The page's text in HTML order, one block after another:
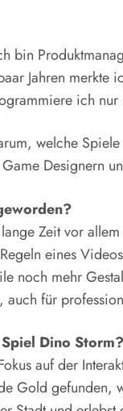
bin
Jahren
ich nur
welche
Designern
Zeit vor
eines
noch mehr
für
Dino Storm?
auf der
Gold